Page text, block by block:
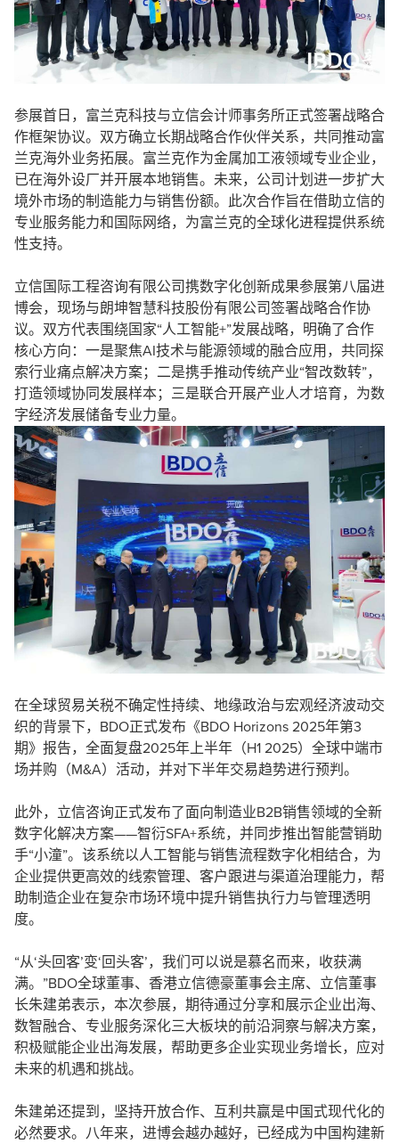
参展首日，富兰克科技与立信会计师事务所正式签署战略合
作框架协议。双方确立长期战略合作伙伴关系，共同推动富
兰克海外业务拓展。富兰克作为金属加工液领域专业企业，
已在海外设厂并开展本地销售。未来，公司计划进一步扩大
境外市场的制造能力与销售份额。此次合作旨在借助立信的
专业服务能力和国际网络，为富兰克的全球化进程提供系统
性支持。
立信国际工程咨询有限公司携数字化创新成果参展第八届进
博会，现场与朗坤智慧科技股份有限公司签署战略合作协
议。双方代表围绕国家“人工智能+”发展战略，明确了合作
核心方向：一是聚焦AI技术与能源领域的融合应用，共同探
索行业痛点解决方案；二是携手推动传统产业“智改数转”，
打造领域协同发展样本；三是联合开展产业人才培育，为数
字经济发展储备专业力量。
在全球贸易关税不确定性持续、地缘政治与宏观经济波动交
织的背景下，BDO正式发布《BDO Horizons 2025年第3
期》报告，全面复盘2025年上半年（H1 2025）全球中端市
场并购（M&A）活动，并对下半年交易趋势进行预判。
此外，立信咨询正式发布了面向制造业B2B销售领域的全新
数字化解决方案——智衍SFA+系统，并同步推出智能营销助
手“小潼”。该系统以人工智能与销售流程数字化相结合，为
企业提供更高效的线索管理、客户跟进与渠道治理能力，帮
助制造企业在复杂市场环境中提升销售执行力与管理透明
度。
“从‘头回客’变‘回头客’，我们可以说是慕名而来，收获满
满。”BDO全球董事、香港立信德豪董事会主席、立信董事
长朱建弟表示，本次参展，期待通过分享和展示企业出海、
数智融合、专业服务深化三大板块的前沿洞察与解决方案，
积极赋能企业出海发展，帮助更多企业实现业务增长，应对
未来的机遇和挑战。
朱建弟还提到，坚持开放合作、互利共赢是中国式现代化的
必然要求。八年来，进博会越办越好，已经成为中国构建新